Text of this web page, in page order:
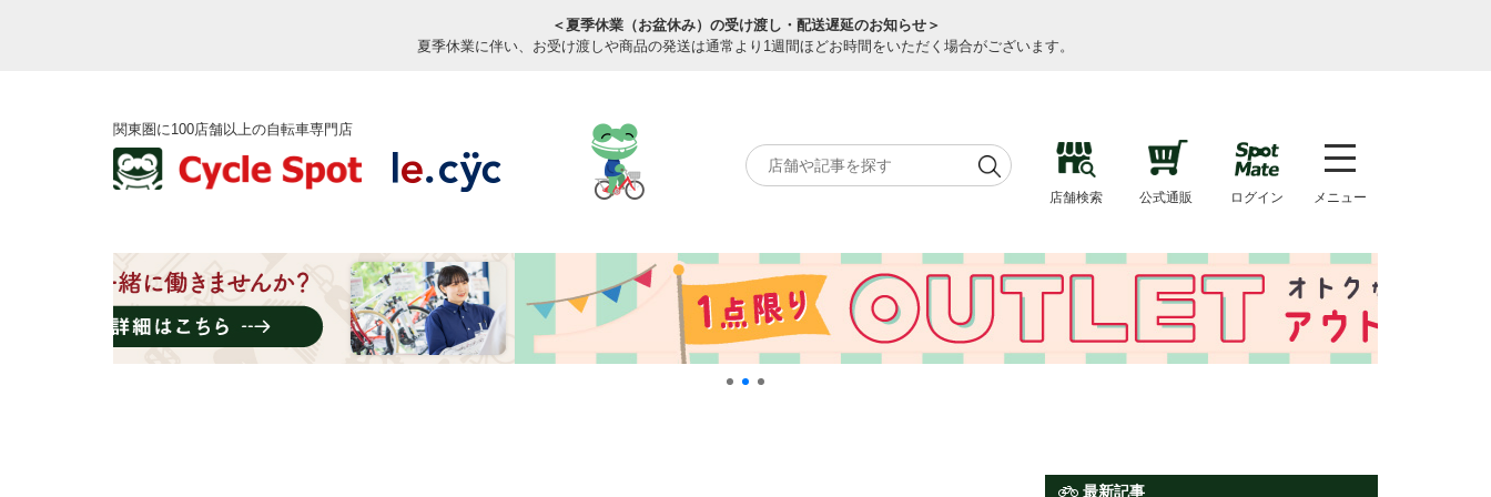
＜夏季休業（お盆休み）の受け渡し・配送遅延のお知らせ＞
夏季休業に伴い、お受け渡しや商品の発送は通常より1週間ほどお時間をいただく場合がございます。
関東圏に100店舗以上の自転車専門店
店舗検索 公式通販 ログイン メニュー
最新記事